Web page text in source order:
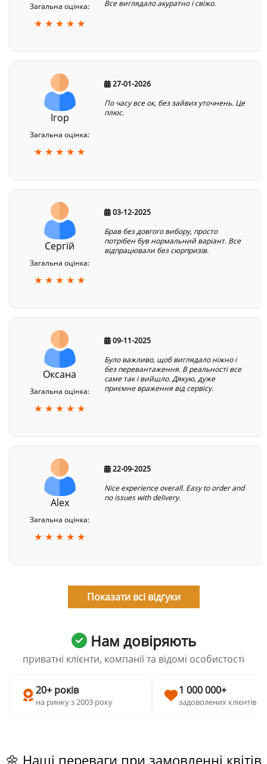
Загальна оцінка:
★ ★ ★ ★ ★
Все виглядало акуратно і свіжо.
Ігор
Загальна оцінка:
★ ★ ★ ★ ★
27-01-2026
По часу все ок, без зайвих уточнень. Це
плюс.
Сергій
Загальна оцінка:
★ ★ ★ ★ ★
03-12-2025
Брав без довгого вибору, просто
потрібен був нормальний варіант. Все
відпрацювали без сюрпризів.
Оксана
Загальна оцінка:
★ ★ ★ ★ ★
09-11-2025
Було важливо, щоб виглядало ніжно і
без перевантаження. В реальності все
саме так і вийшло. Дякую, дуже
приємне враження від сервісу.
Alex
Загальна оцінка:
★ ★ ★ ★ ★
22-09-2025
Nice experience overall. Easy to order and
no issues with delivery.
Показати всі відгуки
Нам довіряють
приватні клієнти, компанії та відомі особистості
20+ років
на ринку з 2003 року
1 000 000+
задоволених клієнтів
🌼 Наші переваги при замовленні квітів